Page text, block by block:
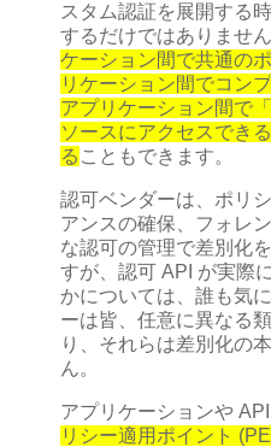
スタム認証を展開する
するだけではありません
ケーション間で共通の
リケーション間でコン
アプリケーション間で
ソースにアクセスでき
る こともできます。
認可ベンダーは、ポリ
アンスの確保、フォレ
な認可の管理で差別化
すが、認可 API が実際
かについては、誰も気
ーは皆、任意に異なる
り、それらは差別化の
ん。
アプリケーションや
リシー適用ポイント